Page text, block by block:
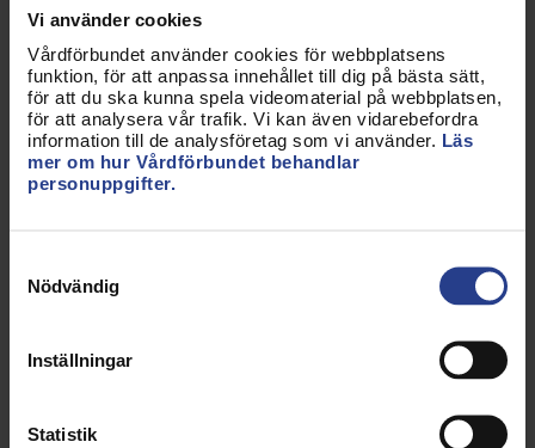
Vi använder cookies
Vårdförbundet använder cookies för webbplatsens
funktion, för att anpassa innehållet till dig på bästa sätt,
för att du ska kunna spela videomaterial på webbplatsen,
för att analysera vår trafik. Vi kan även vidarebefordra
information till de analysföretag som vi använder. Läs
mer om hur Vårdförbundet behandlar
personuppgifter.
Nödvändig
Inställningar
Statistik
du står till arbetsgivarens förfogande på
arbetsplatsen ska ingå i den ordinarie arbetstiden.
Tänk på att du själv är med och tar ansvar för
hälsosamma arbetstider genom att undvika att
acceptera dubbelpass, indragen semester eller
utebliven återhämtningstid. Behöver du stöd och
förtroendevalda eller
användas restriktivt
Om beredskapstjänstgöring används ska den